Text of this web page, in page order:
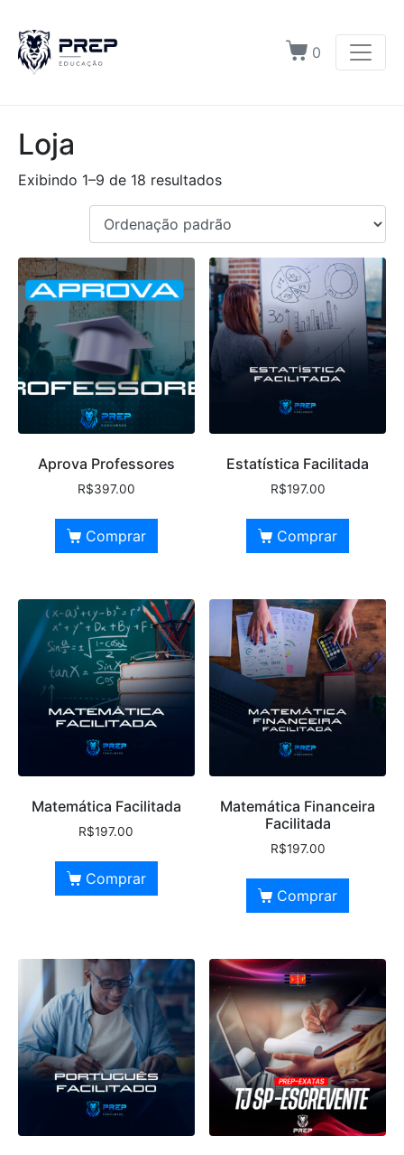
0
Loja
Exibindo 1–9 de 18 resultados
Aprova Professores
R$397.00
Comprar
Estatística Facilitada
R$197.00
Comprar
Matemática Facilitada
R$197.00
Comprar
Matemática Financeira
Facilitada
R$197.00
Comprar